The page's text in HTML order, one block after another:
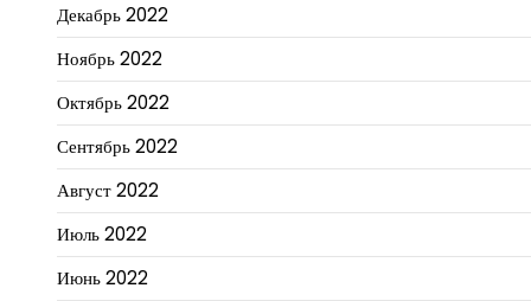
Декабрь 2022
Ноябрь 2022
Октябрь 2022
Сентябрь 2022
Август 2022
Июль 2022
Июнь 2022